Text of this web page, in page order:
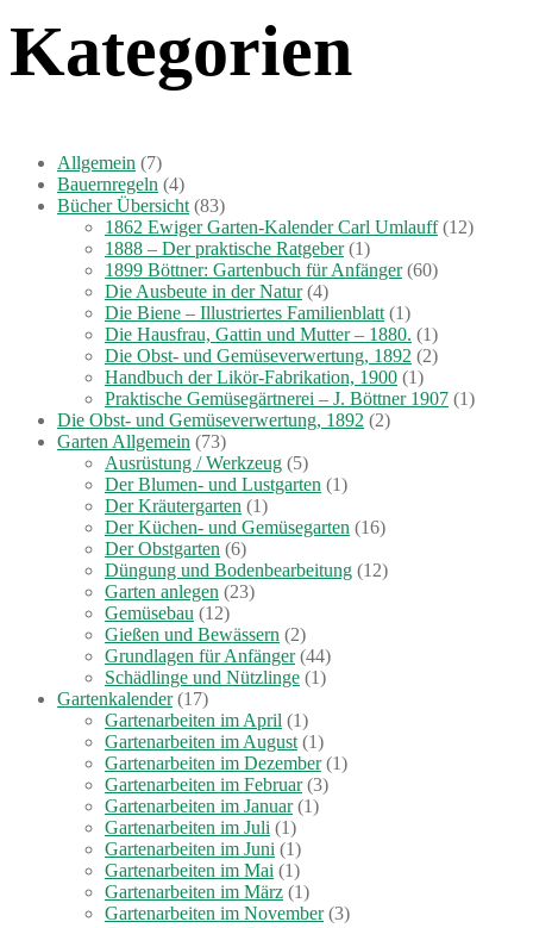
Kategorien
Allgemein (7)
Bauernregeln (4)
Bücher Übersicht (83)
1862 Ewiger Garten-Kalender Carl Umlauff(12)
1888 – Der praktische Ratgeber(1)
1899 Böttner: Gartenbuch für Anfänger(60)
Die Ausbeute in der Natur(4)
Die Biene – Illustriertes Familienblatt (1)
Die Hausfrau, Gattin und Mutter – 1880. (1)
Die Obst- und Gemüseverwertung, 1892 (2)
Handbuch der Likör-Fabrikation, 1900 (1)
Praktische Gemüsegärtnerei – J. Böttner 1907 (1)
Die Obst- und Gemüseverwertung, 1892 (2)
Garten Allgemein (73)
Ausrüstung / Werkzeug (5)
Der Blumen- und Lustgarten (1)
Der Kräutergarten (1)
Der Küchen- und Gemüsegarten (16)
Der Obstgarten (6)
Düngung und Bodenbearbeitung (12)
Garten anlegen (23)
Gemüsebau (12)
Gießen und Bewässern (2)
Grundlagen für Anfänger(44)
Schädlinge und Nützlinge (1)
Gartenkalender(17)
Gartenarbeiten im April (1)
Gartenarbeiten im August (1)
Gartenarbeiten im Dezember(1)
Gartenarbeiten im Februar(3)
Gartenarbeiten im Januar(1)
Gartenarbeiten im Juli (1)
Gartenarbeiten im Juni (1)
Gartenarbeiten im Mai (1)
Gartenarbeiten im März (1)
Gartenarbeiten im November(3)